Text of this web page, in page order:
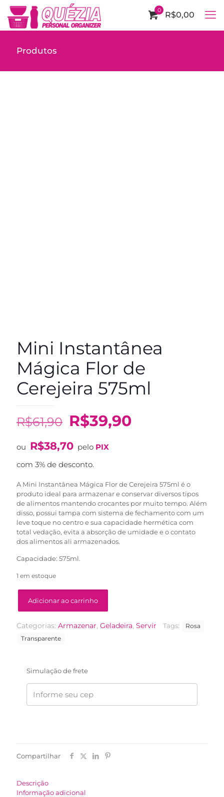
0 R$0,00
Produtos
Mini Instantânea
Mágica Flor de
Cerejeira 575ml
R$61,90 O
original
era:
R$61,90.
R$39,90O
R$39,90.
ou R$38,70 pelo PIX
com 3% de desconto.
A Mini Instantânea Mágica Flor de Cerejeira 575ml é o
produto ideal para armazenar e conservar diversos tipos
de alimentos mantendo crocantes por muito tempo. Além
disso, possui tampa com sistema de fechamento com um
leve toque no centro e sua capacidade hermética com
total vedação, evita a absorção de umidade e o contato
dos alimentos ali armazenados.
Capacidade: 575ml.
1 em estoque
Adicionar ao carrinho
Categorias: Armazenar, Geladeira, Servir Tags:
Rosa
Transparente
Simulação de frete
Compartilhar
Descrição
Informação adicional